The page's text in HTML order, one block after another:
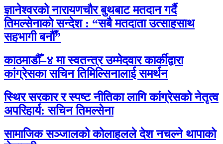
ज्ञानेश्वरको नारायणचौर बुथबाट मतदान गर्दै
तिमल्सेनाको सन्देश : “सबै मतदाता उत्साहसाथ
सहभागी बनौँ”
काठमाडौँ–४ मा स्वतन्त्र उम्मेदवार कार्कीद्वारा
कांग्रेसका सचिन तिमिल्सिनालाई समर्थन
स्थिर सरकार र स्पष्ट नीतिका लागि कांग्रेसको नेतृत्व
अपरिहार्य: सचिन तिमल्सेना
सामाजिक सञ्जालको कोलाहलले देश नचल्ने थापाको